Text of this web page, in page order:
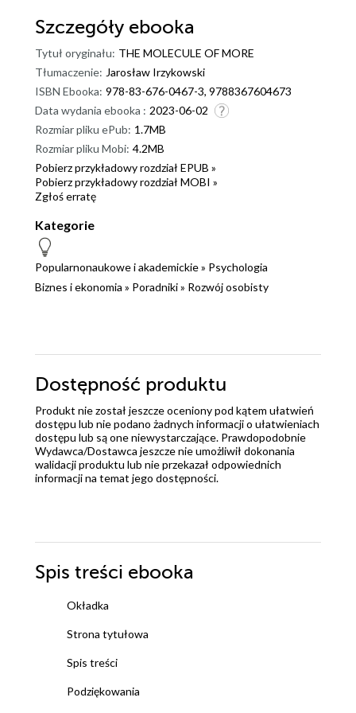
Szczegóły ebooka
Tytuł oryginału: THE MOLECULE OF MORE
Tłumaczenie: Jarosław Irzykowski
ISBN Ebooka: 978-83-676-0467-3, 9788367604673
Data wydania ebooka : 2023-06-02
Rozmiar pliku ePub: 1.7MB
Rozmiar pliku Mobi: 4.2MB
Pobierz przykładowy rozdział EPUB »
Pobierz przykładowy rozdział MOBI »
Zgłoś erratę
Kategorie
Popularnonaukowe i akademickie» Psychologia
Biznes i ekonomia » Poradniki» Rozwój osobisty
Dostępność produktu
Produkt nie został jeszcze oceniony pod kątem ułatwień
dostępu lub nie podano żadnych informacji o ułatwieniach
dostępu lub są one niewystarczające. Prawdopodobnie
Wydawca/Dostawca jeszcze nie umożliwił dokonania
walidacji produktu lub nie przekazał odpowiednich
informacji na temat jego dostępności.
Spis treści ebooka
Okładka
Strona tytułowa
Spis treści
Podziękowania